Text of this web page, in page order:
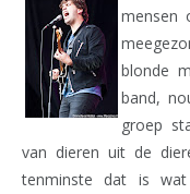
mensen
blonde
band,
groep
van dieren uit de
tenminste dat is